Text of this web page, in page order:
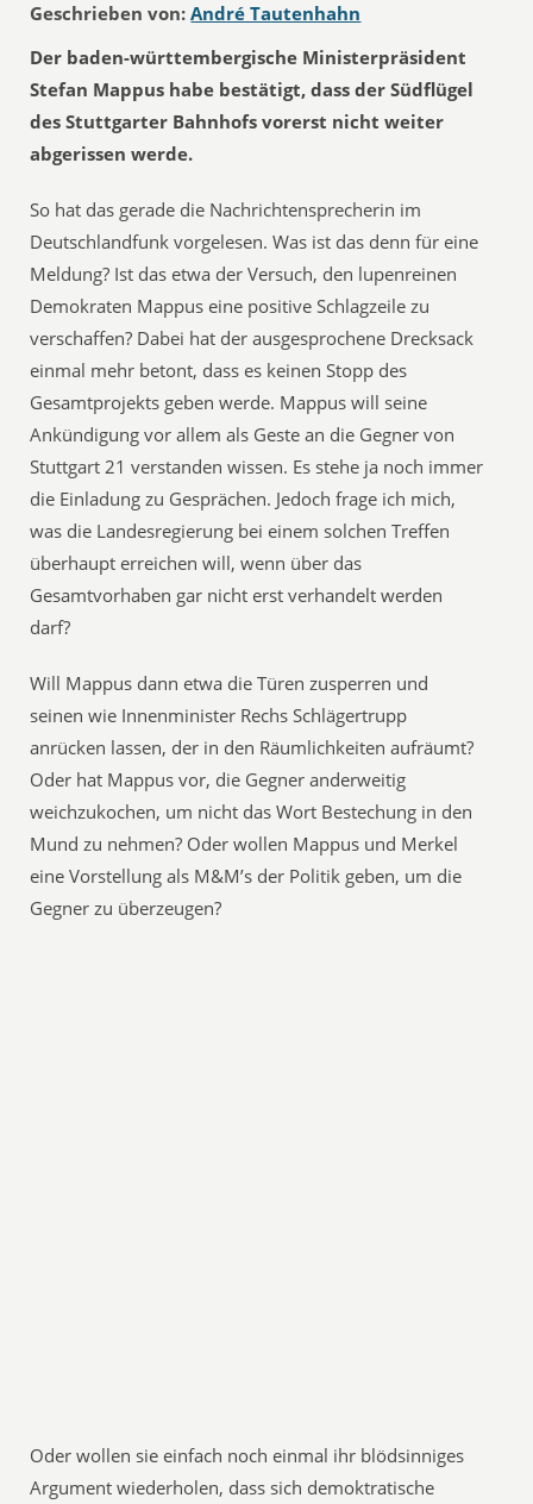
Geschrieben von: André Tautenhahn
Der baden-württembergische Ministerpräsident
Stefan Mappus habe bestätigt, dass der Südflügel
des Stuttgarter Bahnhofs vorerst nicht weiter
abgerissen werde.
So hat das gerade die Nachrichtensprecherin im
Deutschlandfunk vorgelesen. Was ist das denn für eine
Meldung? Ist das etwa der Versuch, den lupenreinen
Demokraten Mappus eine positive Schlagzeile zu
verschaffen? Dabei hat der ausgesprochene Drecksack
einmal mehr betont, dass es keinen Stopp des
Gesamtprojekts geben werde. Mappus will seine
Ankündigung vor allem als Geste an die Gegner von
Stuttgart 21 verstanden wissen. Es stehe ja noch immer
die Einladung zu Gesprächen. Jedoch frage ich mich,
was die Landesregierung bei einem solchen Treffen
überhaupt erreichen will, wenn über das
Gesamtvorhaben gar nicht erst verhandelt werden
darf?
Will Mappus dann etwa die Türen zusperren und
seinen wie Innenminister Rechs Schlägertrupp
anrücken lassen, der in den Räumlichkeiten aufräumt?
Oder hat Mappus vor, die Gegner anderweitig
weichzukochen, um nicht das Wort Bestechung in den
Mund zu nehmen? Oder wollen Mappus und Merkel
eine Vorstellung als M&M’s der Politik geben, um die
Gegner zu überzeugen?
Oder wollen sie einfach noch einmal ihr blödsinniges
Argument wiederholen, dass sich demoktratische